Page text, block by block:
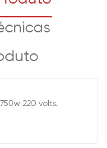
220 volts.